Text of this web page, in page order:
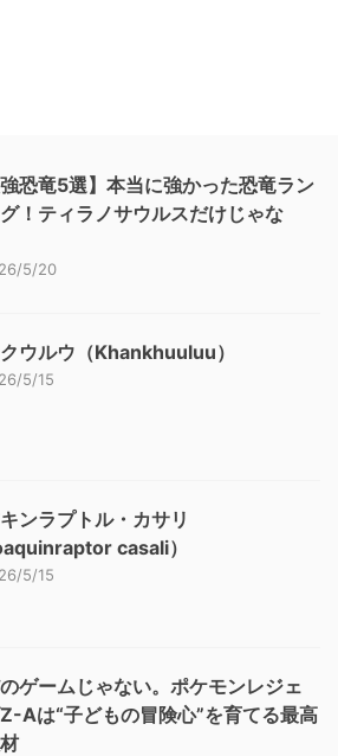
強恐竜5選】本当に強かった恐竜ラン
！ティラノサウルスだけじゃな
5/20
ウルウ（Khankhuuluu）
5/15
ンラプトル・カサリ
casali）
5/15
ゲームじゃない。ポケモンレジェ
Aは“子どもの冒険心”を育てる最高